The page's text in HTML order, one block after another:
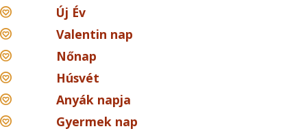
Új Év
Valentin nap
Nőnap
Húsvét
Anyák napja
Gyermek nap